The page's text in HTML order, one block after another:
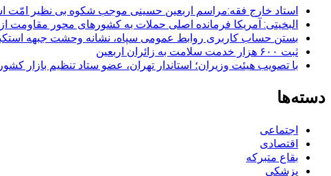
استاد خارج فقه:مراسم اربعین حسینی موجب شکوه بی نظیر
البخیتی: آمریکا فرمانده اصلی حملات به کشورهای محور مقاومت
بستن حساب کاربری روابط عمومی سپاه، نشانه‌ وحشت جبهه
ثبت ۶۰۰ هزار خدمت سلامت به زائران اربعین
با تصویب هیئت وزیران؛ استاندار تهران، عضو ستاد تنظیم بازار
دسته‌ها
اجتماعی
اقتصادی
بقاع متبرکه
پزشکی